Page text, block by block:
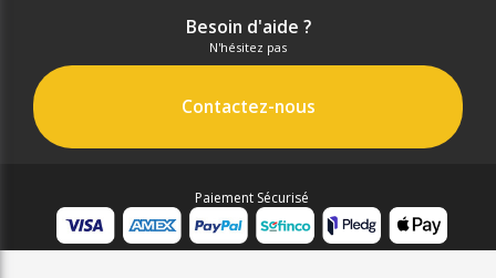
Besoin d'aide ?
N'hésitez pas
Contactez-nous
Paiement Sécurisé